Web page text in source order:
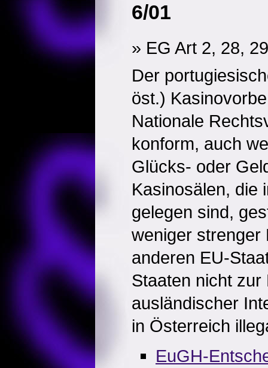
6/01
» EG Art 2, 28,
Der
öst.)
Nationale
konform, auch
Glücks- oder
Kasinosälen, die
gelegen sind,
weniger strenger
anderen EU-
Staaten nicht zur
ausländischer
in Österreich
EuGH-